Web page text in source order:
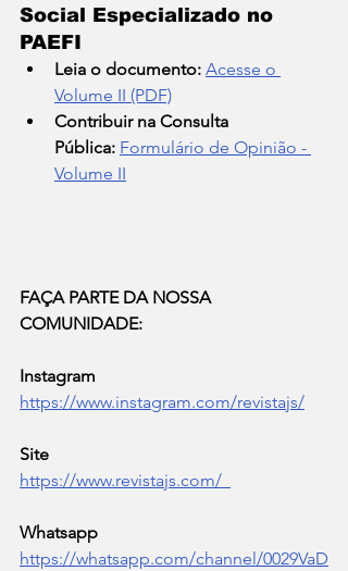
Social Especializado no
PAEFI
Leia o documento: Acesse o
Volume II (PDF)
Contribuir na Consulta
Pública: Formulário de Opinião -
Volume II
FAÇA PARTE DA NOSSA
COMUNIDADE:
Instagram
https://www.instagram.com/revistajs/
Site
https://www.revistajs.com/
Whatsapp
https://whatsapp.com/channel/0029VaD